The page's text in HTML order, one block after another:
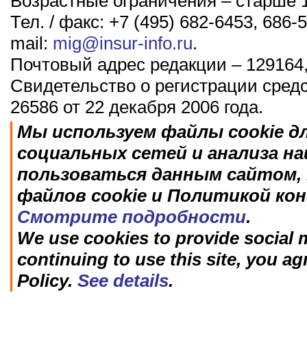
Тел. / факс: +7 (495) 682-6453, 686-
mail: mig@insur-info.ru.
Почтовый адрес редакции –
Свидетельство о регистрации
26586 от 22 декабря 2006 года.
Мы используем файлы cookie
социальных сетей и анализа
пользоваться данным
файлов cookie и Политикой
Смотрите подробности.
We use cookies to provide social
continuing to use this site, you
Policy. See details.